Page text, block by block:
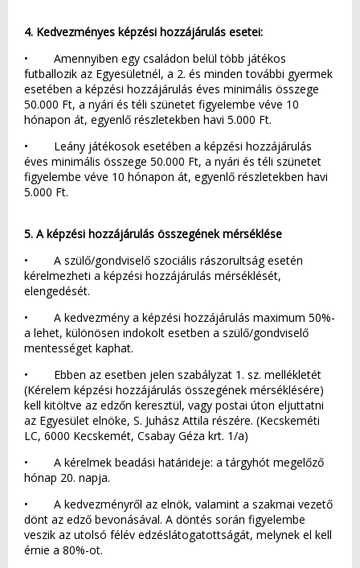
4. Kedvezményes képzési hozzájárulás esetei:
• Amennyiben egy családon belül több játékos
futballozik az Egyesületnél, a 2. és minden további gyermek
esetében a képzési hozzájárulás éves minimális összege
50.000 Ft, a nyári és téli szünetet figyelembe véve 10
hónapon át, egyenlő részletekben havi 5.000 Ft.
• Leány játékosok esetében a képzési hozzájárulás
éves minimális összege 50.000 Ft, a nyári és téli szünetet
figyelembe véve 10 hónapon át, egyenlő részletekben havi
5.000 Ft.
5. A képzési hozzájárulás összegének mérséklése
• A szülő/gondviselő szociális rászorultság esetén
kérelmezheti a képzési hozzájárulás mérséklését,
elengedését.
• A kedvezmény a képzési hozzájárulás maximum 50%-
a lehet, különösen indokolt esetben a szülő/gondviselő
mentességet kaphat.
• Ebben az esetben jelen szabályzat 1. sz. mellékletét
(Kérelem képzési hozzájárulás összegének mérséklésére)
kell kitöltve az edzőn keresztül, vagy postai úton eljuttatni
az Egyesület elnöke, S. Juhász Attila részére. (Kecskeméti
LC, 6000 Kecskemét, Csabay Géza krt. 1/a)
• A kérelmek beadási határideje: a tárgyhót megelőző
hónap 20. napja.
• A kedvezményről az elnök, valamint a szakmai vezető
dönt az edző bevonásával. A döntés során figyelembe
veszik az utolsó félév edzéslátogatottságát, melynek el kell
érnie a 80%-ot.